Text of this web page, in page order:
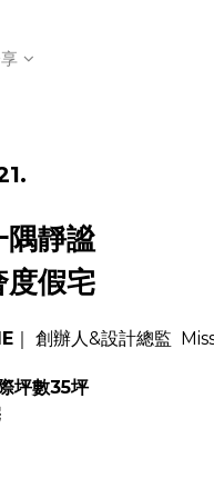
隅靜謐
度假宅
｜ 創辦人&設計總監
坪數35坪